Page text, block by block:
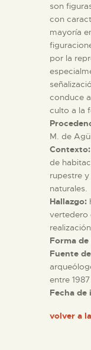
son
con
mayoría
por la
conduce
culto a la
M. de
Contexto:
de
rupestre
naturales.
Hallazgo:
vertedero
Forma
Fuente
entre
Fecha de
volver a